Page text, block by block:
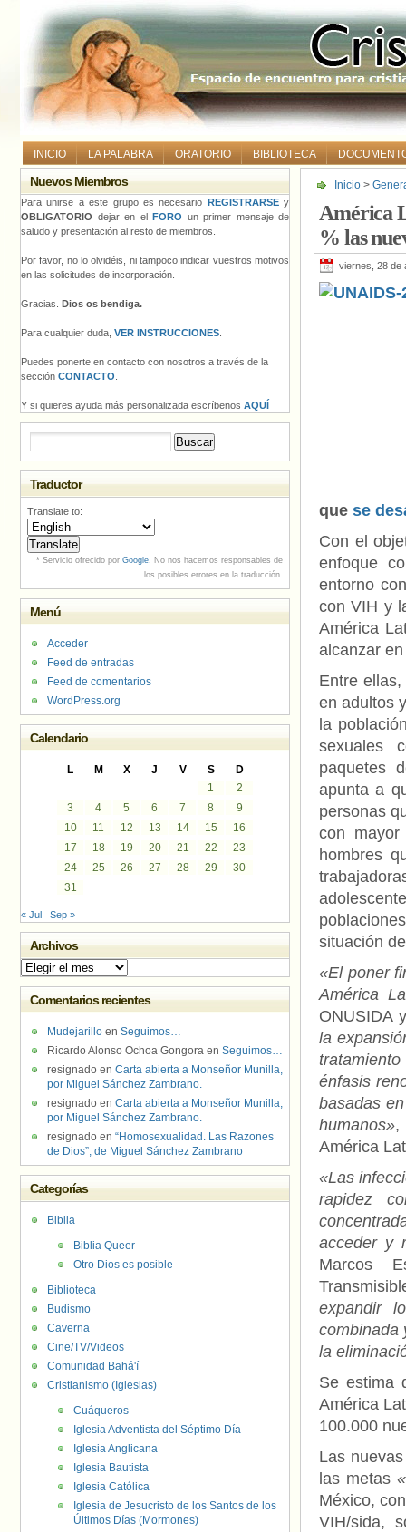
INICIO LA PALABRA ORATORIO BIBLIOTECA
Inicio >
América
% las
viernes, 28 de
que se
Con el
enfoque
entorno
con VIH y
América
alcanzar
Entre
en adultos
la
sexuales
paquetes
apunta a
personas
con
hombres
situación
«El poner
América
ONUSIDA
la
énfasis
basadas
humanos»,
América
«Las
rapidez
acceder y
Marcos
expandir
combinada
la
Se estima
América
100.000
Las
las metas
México,
VIH/sida,
Nuevos Miembros
Para unirse a este grupo es necesario REGISTRARSEy
OBLIGATORIO dejar en el FORO un primer mensaje de
saludo y presentación al resto de miembros.
Por favor, no lo olvidéis, ni tampoco indicar vuestros motivos
en las solicitudes de incorporación.
Gracias. Dios os bendiga.
Para cualquier duda, VER INSTRUCCIONES
Puedes ponerte en contacto con nosotros a través de la
sección CONTACTO
Y si quieres ayuda más personalizada escríbenos AQUÍ
Traductor
Translate to:
* Servicio ofrecido por Google. No nos hacemos responsables de
los posibles errores en la traducción.
Menú
Acceder
Feed de entradas
Feed de comentarios
WordPress.org
Calendario
L M X J V S
D
1
2
3
4 5 6 7 8
9
10
11 12 13 14 15
16
17
18 19 20 21 22
23
24
25 26 27 28 29
30
31
« Jul Sep »
Archivos
Archivos
Comentarios recientes
Mudejarillo en Seguimos…
Ricardo Alonso Ochoa Gongora en Seguimos…
resignado en Carta abierta a Monseñor Munilla,
por Miguel Sánchez Zambrano.
resignado en Carta abierta a Monseñor Munilla,
por Miguel Sánchez Zambrano.
resignado en “Homosexualidad. Las Razones
de Dios”, de Miguel Sánchez Zambrano
Categorías
Biblia
Biblia Queer
Otro Dios es posible
Biblioteca
Budismo
Caverna
Cine/TV/Videos
Comunidad Bahá'í
Cristianismo (Iglesias)
Cuáqueros
Iglesia Adventista del Séptimo Día
Iglesia Anglicana
Iglesia Bautista
Iglesia Católica
Iglesia de Jesucristo de los Santos de los
Últimos Días (Mormones)